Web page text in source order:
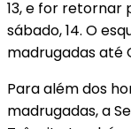
13, e for retornar
sábado, 14. O
madrugadas até
Para além dos
madrugadas, a